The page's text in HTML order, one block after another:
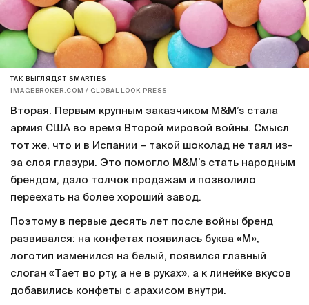
ТАК ВЫГЛЯДЯТ SMARTIES
IMAGEBROKER.COM / GLOBAL LOOK PRESS
Вторая. Первым крупным заказчиком M&M’s стала
армия США во время Второй мировой войны. Смысл
тот же, что и в Испании – такой шоколад не таял из-
за слоя глазури. Это помогло M&M’s стать народным
брендом, дало толчок продажам и позволило
переехать на более хороший завод.
Поэтому в первые десять лет после войны бренд
развивался: на конфетах появилась буква «М»,
логотип изменился на белый, появился главный
слоган «Тает во рту, а не в руках», а к линейке вкусов
добавились конфеты с арахисом внутри.